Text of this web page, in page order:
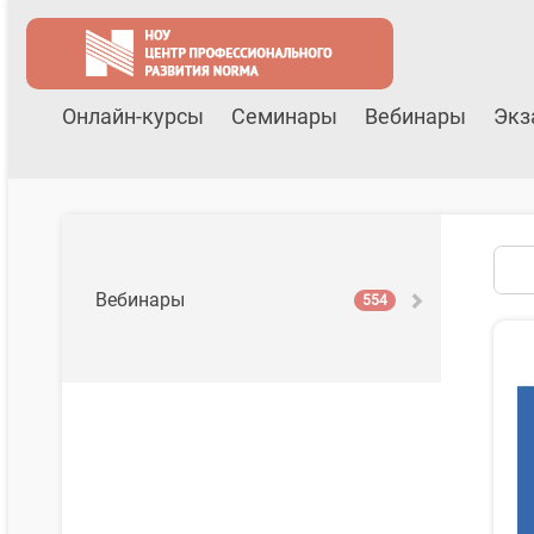
Онлайн-курсы Семинары Вебинары
Вебинары 554